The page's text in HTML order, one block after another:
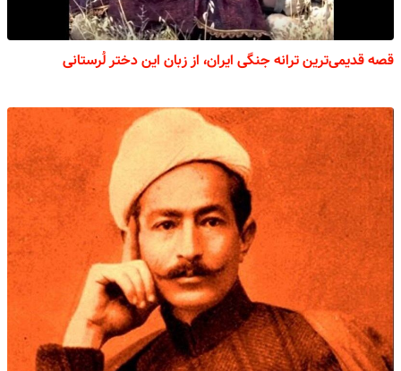
قصه قدیمی‌ترین ترانه جنگی ایران، از زبان این دختر لُرستانی